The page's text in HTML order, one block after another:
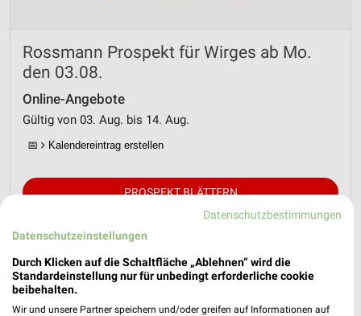
Rossmann Prospekt für Wirges ab Mo.
den 03.08.
Online-Angebote
Gültig von 03. Aug. bis 14. Aug.
📅 Kalendereintrag erstellen
PROSPEKT BLÄTTERN
Datenschutzbestimmungen
Datenschutzeinstellungen
Durch Klicken auf die Schaltfläche „Ablehnen“ wird die
Standardeinstellung nur für unbedingt erforderliche cookie
beibehalten.
Wir und unsere Partner speichern und/oder greifen auf Informationen auf